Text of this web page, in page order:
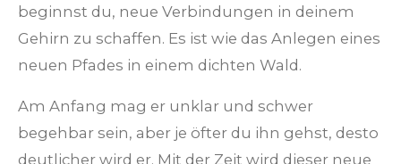
beginnst du, neue Verbindungen in deinem
Gehirn zu schaffen. Es ist wie das Anlegen eines
neuen Pfades in einem dichten Wald.
Am Anfang mag er unklar und schwer
begehbar sein, aber je öfter du ihn gehst, desto
deutlicher wird er. Mit der Zeit wird dieser neue